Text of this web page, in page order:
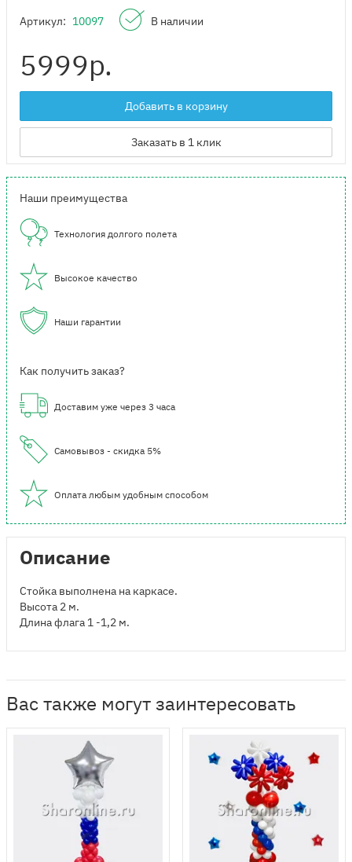
Артикул: 10097 В наличии
5999р.
Добавить в корзину
Заказать в 1 клик
Наши преимущества
Технология долгого полета
Высокое качество
Наши гарантии
Как получить заказ?
Доставим уже через 3 часа
Самовывоз - скидка 5%
Оплата любым удобным способом
Описание
Стойка выполнена на каркасе.
Высота 2 м.
Длина флага 1 -1,2 м.
Вас также могут заинтересовать